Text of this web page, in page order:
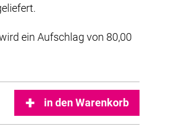
ein Aufschlag von 80,00
in den Warenkorb